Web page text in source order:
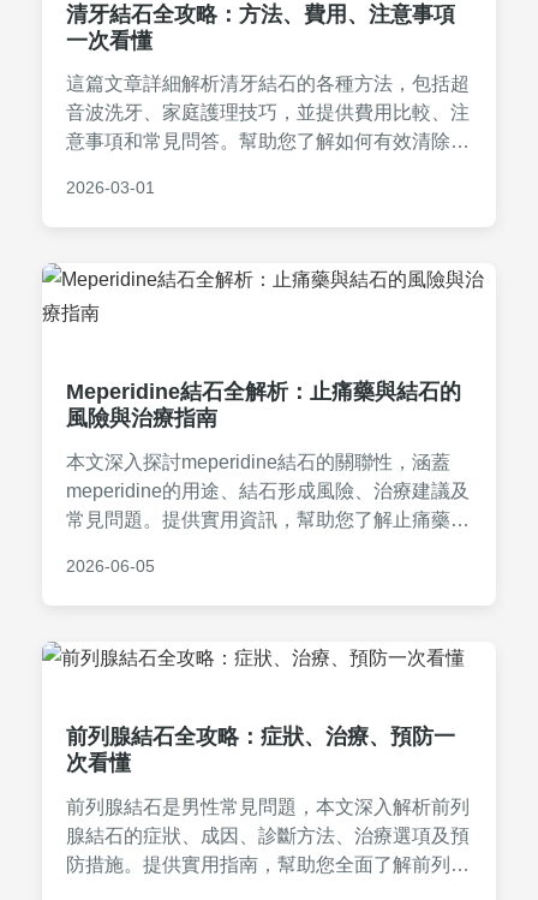
清牙結石全攻略：方法、費用、注意事項
一次看懂
這篇文章詳細解析清牙結石的各種方法，包括超
音波洗牙、家庭護理技巧，並提供費用比較、注
意事項和常見問答。幫助您了解如何有效清除牙
知識，實用性強。
2026-03-01
Meperidine結石全解析：止痛藥與結石的
風險與治療指南
本文深入探討meperidine結石的關聯性，涵蓋
meperidine的用途、結石形成風險、治療建議及
常見問題。提供實用資訊，幫助您了解止痛藥與
學知識，適合有相關疑慮的讀者參考。
2026-06-05
前列腺結石全攻略：症狀、治療、預防一
次看懂
前列腺結石是男性常見問題，本文深入解析前列
腺結石的症狀、成因、診斷方法、治療選項及預
防措施。提供實用指南，幫助您全面了解前列腺